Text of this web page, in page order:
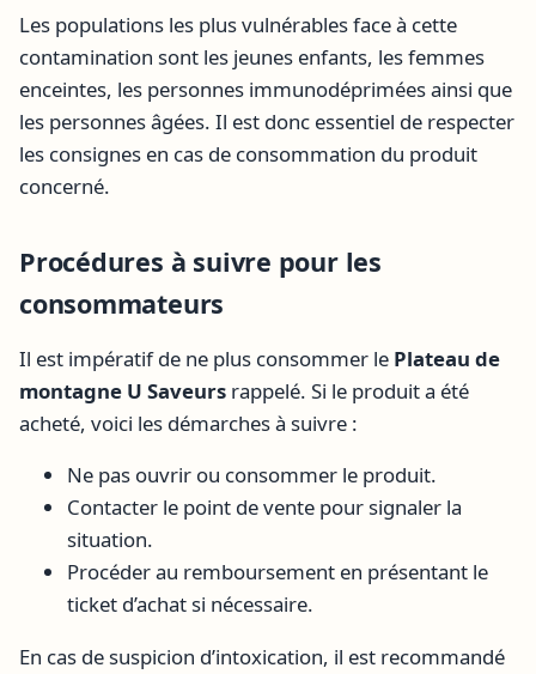
Les populations les plus vulnérables face à cette
contamination sont les jeunes enfants, les femmes
enceintes, les personnes immunodéprimées ainsi que
les personnes âgées. Il est donc essentiel de respecter
les consignes en cas de consommation du produit
concerné.
Procédures à suivre pour les
consommateurs
Il est impératif de ne plus consommer le Plateau de
montagne U Saveurs rappelé. Si le produit a été
acheté, voici les démarches à suivre :
Ne pas ouvrir ou consommer le produit.
Contacter le point de vente pour signaler la
situation.
Procéder au remboursement en présentant le
ticket d’achat si nécessaire.
En cas de suspicion d’intoxication, il est recommandé